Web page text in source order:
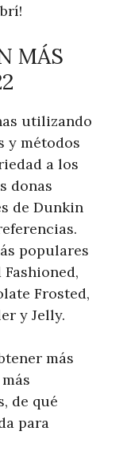
MÁS
utilizando
y métodos
a los
donas
de Dunkin
populares
Frosted,
y Jelly.
más
de qué
para